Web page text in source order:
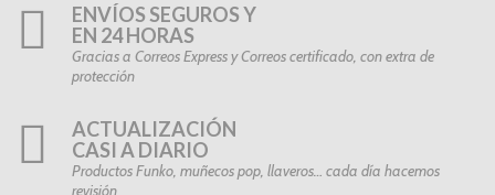
ENVÍOS SEGUROS Y
EN 24 HORAS
Gracias a Correos Express y Correos certificado, con extra de
protección
ACTUALIZACIÓN
CASI A DIARIO
Productos Funko, muñecos pop, llaveros… cada día hacemos
revisión